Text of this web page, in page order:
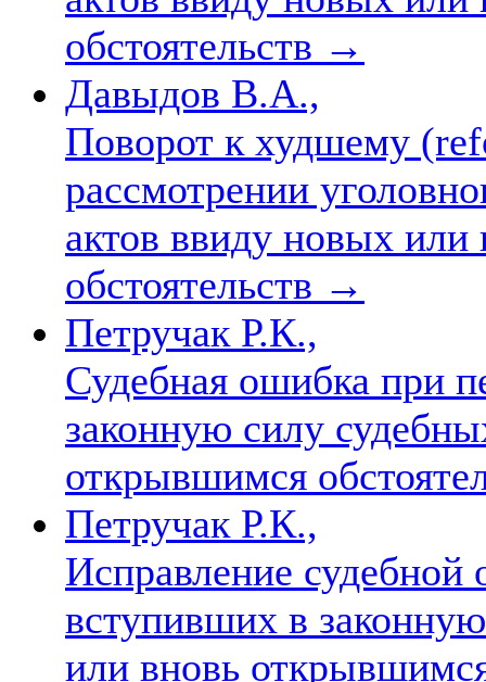
обстоятельств →
Давыдов В.А.,
Поворот к худшему
рассмотрении
актов ввиду новых
обстоятельств →
Петручак Р.К.,
Судебная ошибка при
законную силу
открывшимся
Петручак Р.К.,
Исправление судебной
вступивших в
или вновь